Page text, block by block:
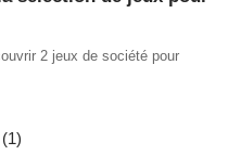
2 jeux de société pour